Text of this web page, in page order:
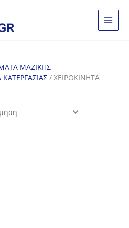
ΜΑΖΙΚΗΣ
/ ΧΕΙΡΟΚΙΝΗΤΑ